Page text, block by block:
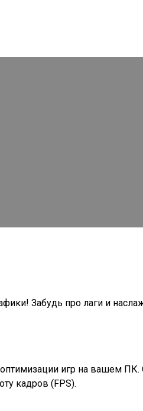
Забудь про лаги и
игр на вашем ПК.
кадров (FPS).